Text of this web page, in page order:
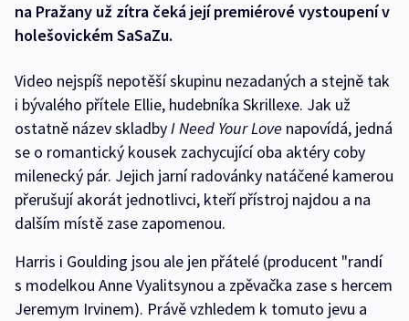
na Pražany už zítra čeká její premiérové vystoupení v
holešovickém SaSaZu.
Video nejspíš nepotěší skupinu nezadaných a stejně tak
i bývalého přítele Ellie, hudebníka Skrillexe. Jak už
ostatně název skladbyI Need Your Love napovídá, jedná
se o romantický kousek zachycující oba aktéry coby
milenecký pár. Jejich jarní radovánky natáčené kamerou
přerušují akorát jednotlivci, kteří přístroj najdou a na
dalším místě zase zapomenou.
Harris i Goulding jsou ale jen přátelé (producent "randí
s modelkou Anne Vyalitsynou a zpěvačka zase s hercem
Jeremym Irvinem). Právě vzhledem k tomuto jevu a